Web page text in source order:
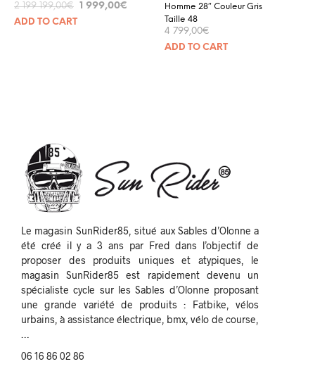
2 199 199,00€ 1 999,00€
ADD TO CART
Homme 28″ Couleur Gris
Taille 48
4 799,00€
ADD TO CART
Le magasin SunRider85, situé aux Sables d’Olonne a
été créé il y a 3 ans par Fred dans l’objectif de
proposer des produits uniques et atypiques, le
magasin SunRider85 est rapidement devenu un
spécialiste cycle sur les Sables d’Olonne proposant
une grande variété de produits : Fatbike, vélos
urbains, à assistance électrique, bmx, vélo de course,
06 16 86 02 86